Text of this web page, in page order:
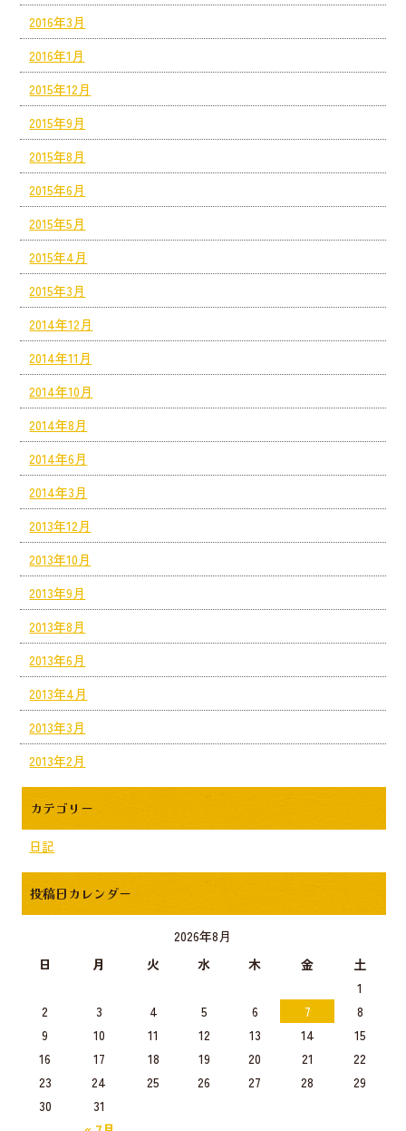
2016年3月
2016年1月
2015年12月
2015年9月
2015年8月
2015年6月
2015年5月
2015年4月
2015年3月
2014年12月
2014年11月
2014年10月
2014年8月
2014年6月
2014年3月
2013年12月
2013年10月
2013年9月
2013年8月
2013年6月
2013年4月
2013年3月
2013年2月
カテゴリー
日記
投稿日カレンダー
2026年8月
日
月 火 水 木 金 土
1
2
3 4 5 6 7
8
9
10 11 12 13 14
15
16
17 18 19 20 21
22
23
24 25 26 27 28
29
30
31